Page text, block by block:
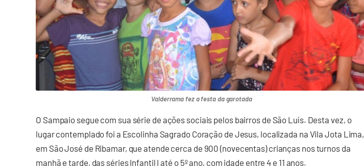
Valderrama fez a festa da garotada
O Sampaio segue com sua série de ações sociais pelos bairros de São Luís. Desta vez, o
lugar contemplado foi a Escolinha Sagrado Coração de Jesus, localizada na Vila Jota Lima,
em São José de Ribamar, que atende cerca de 900 (novecentas) crianças nos turnos da
manhã e tarde, das séries Infantil I até o 5º ano, com idade entre 4 e 11 anos.